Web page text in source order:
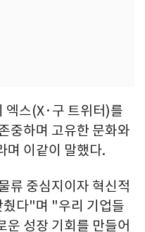
엑스(X·구 트위터)를
중하며 고유한 문화와
며 이같이 말했다.
류 중심지이자 혁신적
췄다"며 "우리 기업들
운 성장 기회를 만들어